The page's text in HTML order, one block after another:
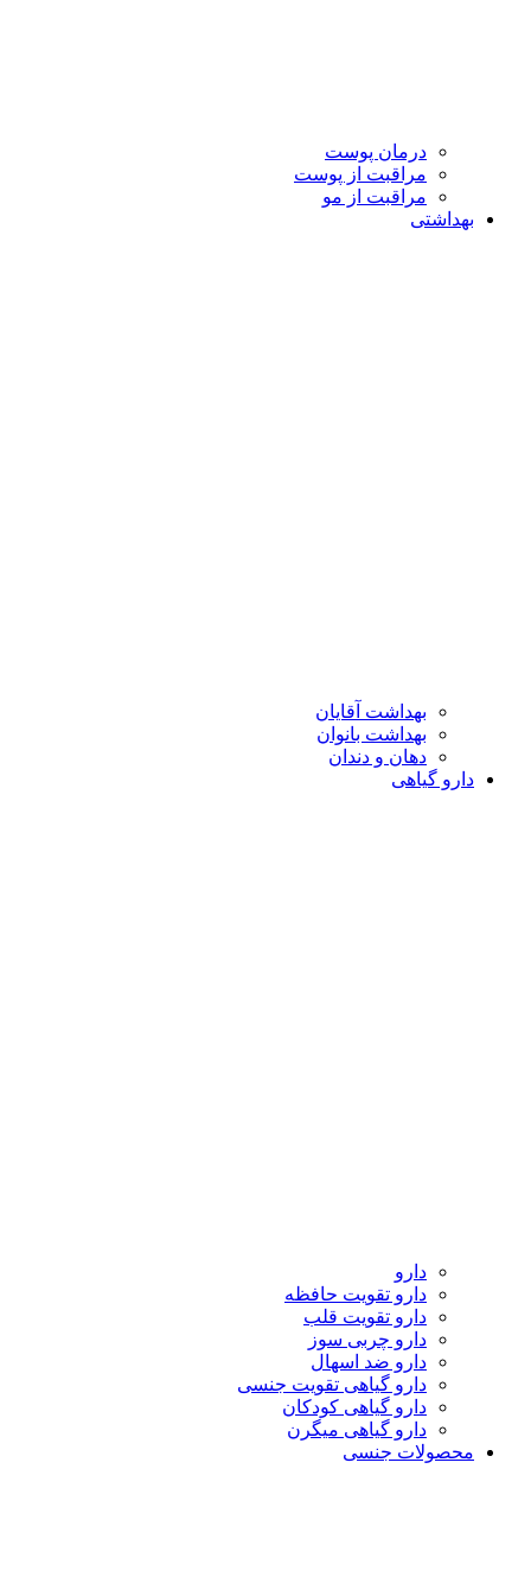
درمان پوست
مراقبت از پوست
مراقبت از مو
بهداشتی
بهداشت آقایان
بهداشت بانوان
دهان و دندان
دارو گیاهی
دارو
دارو تقویت حافظه
دارو تقویت قلب
دارو چربی سوز
دارو ضد اسهال
دارو گیاهی تقویت جنسی
دارو گیاهی کودکان
دارو گیاهی میگرن
محصولات جنسی